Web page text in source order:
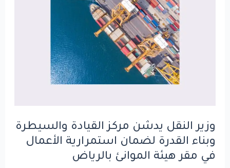
وزير النقل يدشن مركز القيادة والسيطرة
وبناء القدرة لضمان استمرارية الأعمال
في مقر هيئة الموانئ بالرياض
الأعمال
في
مقر